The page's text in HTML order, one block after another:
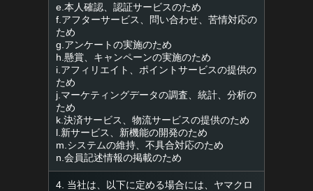
e.本人確認、認証サービスのため
f.アフターサービス、問い合わせ、苦情対応の
ため
g.アンケートの実施のため
h.懸賞、キャンペーンの実施のため
i.アフィリエイト、ポイントサービスの提供の
ため
j.マーケティングデータの調査、統計、分析の
ため
k.決済サービス、物流サービスの提供のため
l.新サービス、新機能の開発のため
m.システムの維持、不具合対応のため
n.会員記述情報の掲載のため
4. 当社は、以下に定める場合には、ヤマクロ